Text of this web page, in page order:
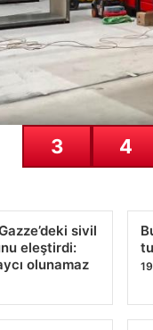
3 4
sivil
eleştirdi:
olunamaz